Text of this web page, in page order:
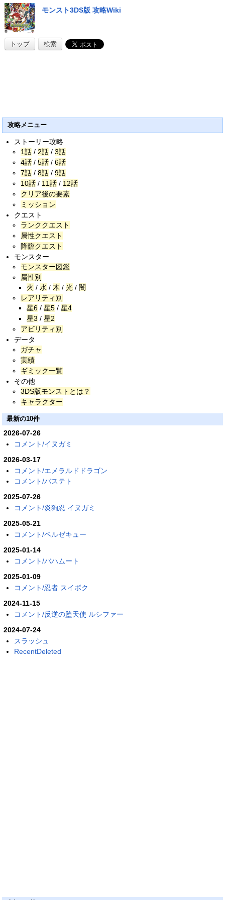
モンスト3DS版 攻略Wiki
トップ 検索
攻略メニュー
ストーリー攻略
1話/ 2話/ 3話
4話/ 5話/ 6話
7話/ 8話/ 9話
10話/ 11話/ 12話
クリア後の要素
ミッション
クエスト
ランククエスト
属性クエスト
降臨クエスト
モンスター
モンスター図鑑
属性別
火 /水 / 木 /光 / 闇
レアリティ別
星6 /星5 /星4
星3 /星2
アビリティ別
データ
ガチャ
実績
ギミック一覧
その他
3DS版モンストとは？
キャラクター
最新の10件
2026-07-26
コメント/イヌガミ
2026-03-17
コメント/エメラルドドラゴン
コメント/バステト
2025-07-26
コメント/炎狗忍 イヌガミ
2025-05-21
コメント/ベルゼキュー
2025-01-14
コメント/バハムート
2025-01-09
コメント/忍者 スイボク
2024-11-15
コメント/反逆の堕天使 ルシファー
2024-07-24
スラッシュ
RecentDeleted